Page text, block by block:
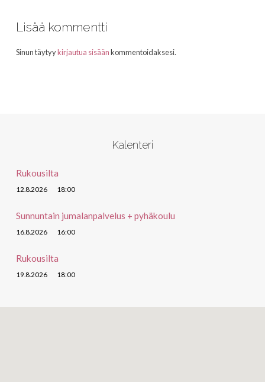
Lisää kommentti
Sinun täytyykirjautua sisäänkommentoidaksesi.
Kalenteri
Rukousilta
12.8.2026 18:00
Sunnuntain jumalanpalvelus + pyhäkoulu
16.8.2026 16:00
Rukousilta
19.8.2026 18:00